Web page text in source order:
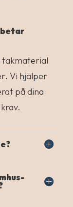
takmaterial
Vi hjälper
på dina